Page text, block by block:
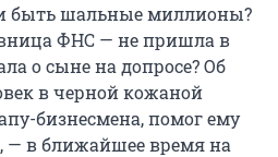
быть шальные миллионы?
ФНС — не пришла в
о сыне на допросе? Об
в черной кожаной
бизнесмена, помог ему
— в ближайшее время на